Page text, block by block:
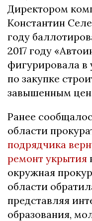
Директором
Константин
году
2017 году
фигурировала в
по закупке
завышенным
Ранее
области
подрядчика
ремонт укрытия
окружная
области
представляя
образования,